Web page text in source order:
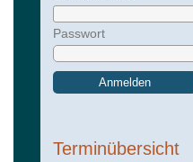
Passwort
Anmelden
Terminübersicht